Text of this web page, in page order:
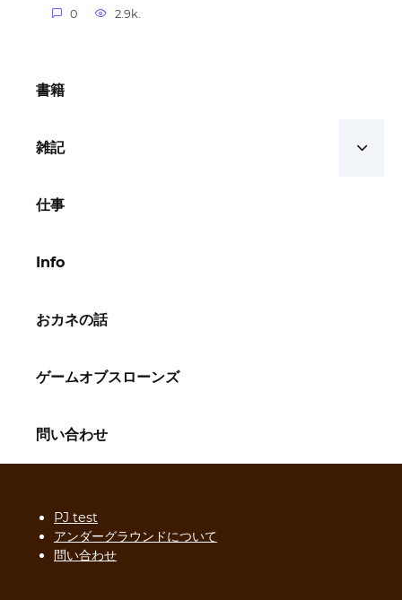
0 2.9k.
書籍
雑記
仕事
Info
おカネの話
ゲームオブスローンズ
問い合わせ
PJ test
アンダーグラウンドについて
問い合わせ